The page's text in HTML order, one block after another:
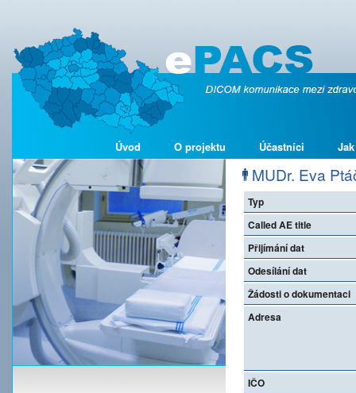
Úvod O projektu Účastníci
MUDr. Eva
Typ
Called AE title
Přijímání dat
Odesílání dat
Žádosti o dokumentaci
Adresa
IČO